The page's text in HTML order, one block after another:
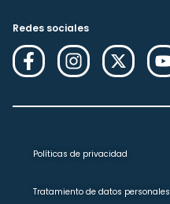
Redes sociales
Políticas de privacidad
Tratamiento de datos personales